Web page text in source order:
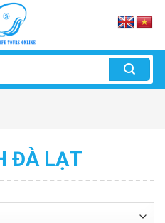
ĐÀ LẠT